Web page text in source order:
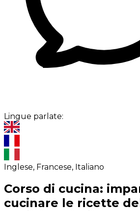
Lingue parlate:
Inglese, Francese, Italiano
Corso di cucina:
cucinare le ricette